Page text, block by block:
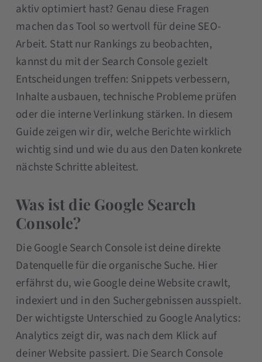
aktiv optimiert hast? Genau diese Fragen
machen das Tool so wertvoll für deine SEO-
Arbeit. Statt nur Rankings zu beobachten,
kannst du mit der Search Console gezielt
Entscheidungen treffen: Snippets verbessern,
Inhalte ausbauen, technische Probleme prüfen
oder die interne Verlinkung stärken. In diesem
Guide zeigen wir dir, welche Berichte wirklich
wichtig sind und wie du aus den Daten konkrete
nächste Schritte ableitest.
Was ist die Google Search
Console?
Die Google Search Console ist deine direkte
Datenquelle für die organische Suche. Hier
erfährst du, wie Google deine Website crawlt,
indexiert und in den Suchergebnissen ausspielt.
Der wichtigste Unterschied zu Google Analytics:
Analytics zeigt dir, was nach dem Klick auf
deiner Website passiert. Die Search Console